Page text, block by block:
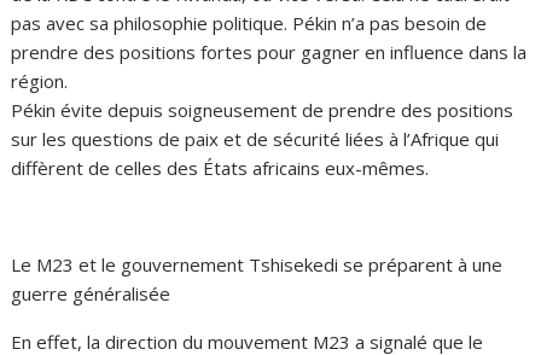
pas avec sa philosophie politique. Pékin n’a pas besoin de
prendre des positions fortes pour gagner en influence dans la
région.
Pékin évite depuis soigneusement de prendre des positions
sur les questions de paix et de sécurité liées à l’Afrique qui
diffèrent de celles des États africains eux-mêmes.
Le M23 et le gouvernement Tshisekedi se préparent à une
guerre généralisée
En effet, la direction du mouvement M23 a signalé que le